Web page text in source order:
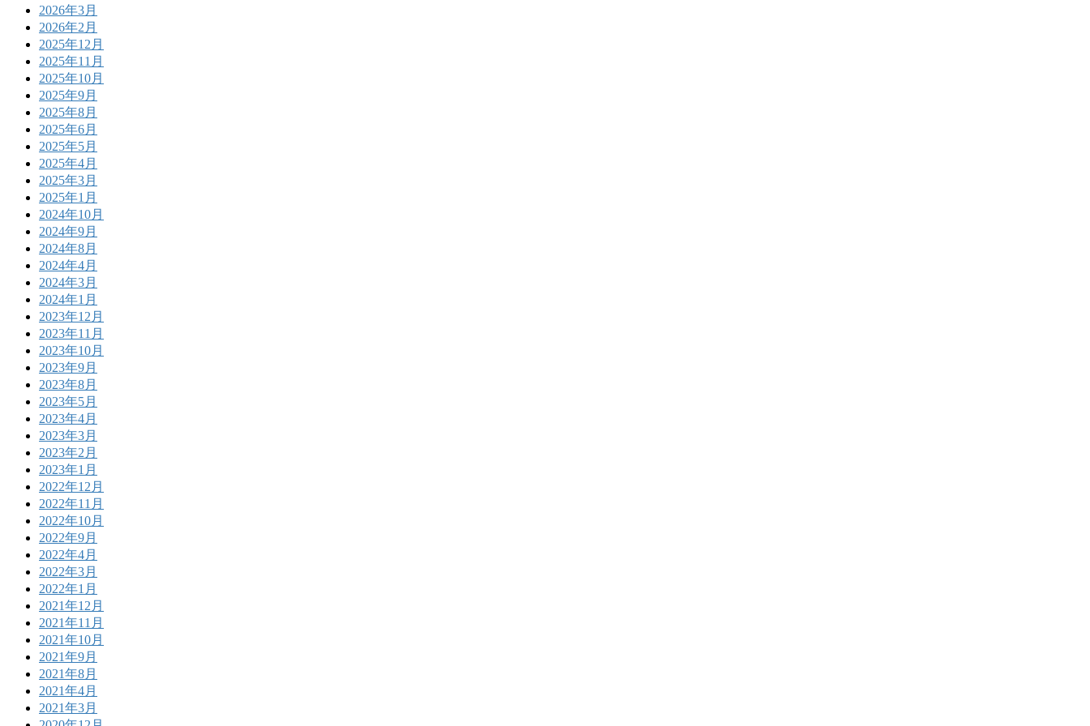
2026年3月
2026年2月
2025年12月
2025年11月
2025年10月
2025年9月
2025年8月
2025年6月
2025年5月
2025年4月
2025年3月
2025年1月
2024年10月
2024年9月
2024年8月
2024年4月
2024年3月
2024年1月
2023年12月
2023年11月
2023年10月
2023年9月
2023年8月
2023年5月
2023年4月
2023年3月
2023年2月
2023年1月
2022年12月
2022年11月
2022年10月
2022年9月
2022年4月
2022年3月
2022年1月
2021年12月
2021年11月
2021年10月
2021年9月
2021年8月
2021年4月
2021年3月